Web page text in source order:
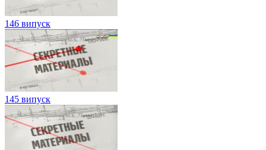
146 випуск
145 випуск